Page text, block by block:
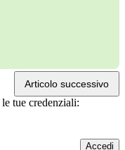
Articolo successivo
tue credenziali: